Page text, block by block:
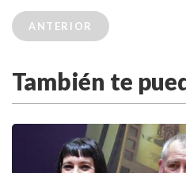
ANTERIOR
También te